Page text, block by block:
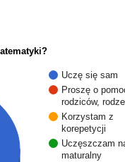
Uczę się sam
Proszę o
rodziców,
Korzystam z
korepetycji
Uczęszczam
maturalny